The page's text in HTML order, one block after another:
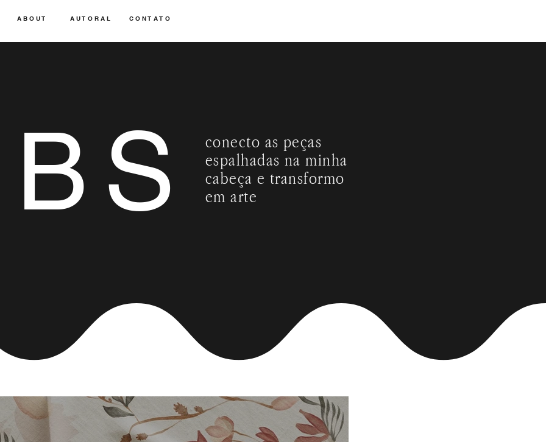
A B O U T A U T O R A L C O N T A T O
conecto as peças
espalhadas na minha
cabeça e transformo
em arte